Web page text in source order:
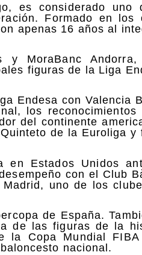
es considerado uno
Formado en los
apenas 16 años al
MoraBanc Andorra,
figuras de la Liga
Endesa con Valencia
los reconocimientos
del continente
de la Euroliga y
en Estados Unidos
con el Club
uno de los
de España.
de las figuras de la
la Copa Mundial FIBA
nacional.